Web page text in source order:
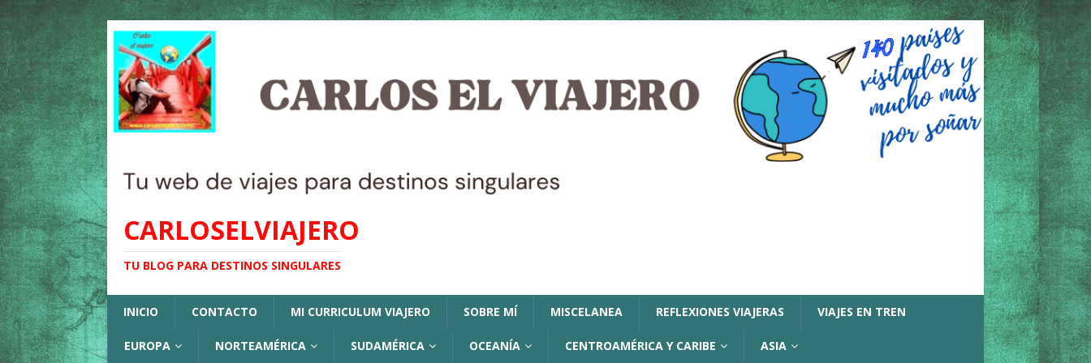
CARLOSELVIAJERO
TU BLOG PARA DESTINOS SINGULARES
INICIO CONTACTO MI CURRICULUM VIAJERO SOBRE MÍ MISCELANEA REFLEXIONES VIAJERAS VIAJES EN TREN
EUROPA NORTEAMÉRICA SUDAMÉRICA OCEANÍA CENTROAMÉRICA Y CARIBE ASIA